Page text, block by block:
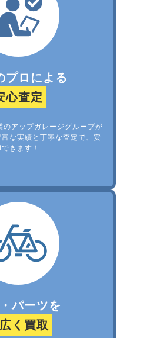
プロによる
心査定
のアップガレージグループが
な実績と丁寧な査定で、安
きます！
パーツを
く買取